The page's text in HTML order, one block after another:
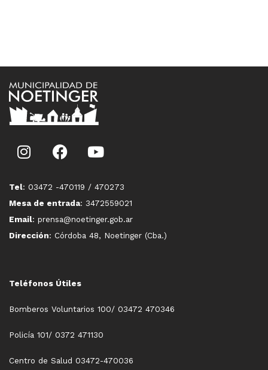
Tel: 03472 -470119 / 470273
Mesa de entrada: 3472559021
Email: prensa@noetinger.gob.ar
Dirección: Córdoba 48, Noetinger (Cba.)
Teléfonos Útiles
Bomberos Voluntarios 100/ 03472 470346
Policía 101/ 0372 471130
Centro de Salud 03472-470036